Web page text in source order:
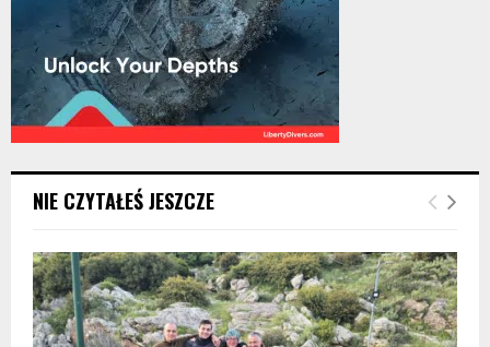
NIE CZYTAŁEŚ JESZCZE